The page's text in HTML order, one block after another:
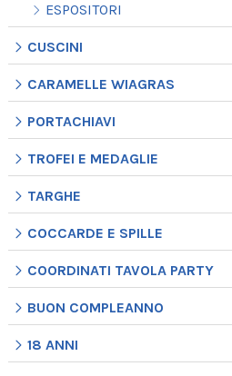
ESPOSITORI
CUSCINI
CARAMELLE WIAGRAS
PORTACHIAVI
TROFEI E MEDAGLIE
TARGHE
COCCARDE E SPILLE
COORDINATI TAVOLA PARTY
BUON COMPLEANNO
18 ANNI